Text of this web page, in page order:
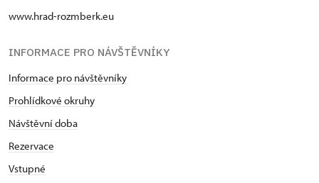
www.hrad-rozmberk.eu
INFORMACE PRO NÁVŠTĚVNÍKY
Informace pro návštěvníky
Prohlídkové okruhy
Návštěvní doba
Rezervace
Vstupné